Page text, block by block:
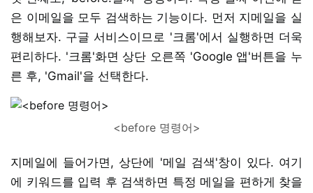
은 이메일을 모두 검색하는 기능이다. 먼저 지메일을 실
행해보자. 구글 서비스이므로 '크롬'에서 실행하면 더욱
편리하다. '크롬'화면 상단 오른쪽 'Google 앱'버튼을 누
른 후, 'Gmail'을 선택한다.
<before 명령어>
지메일에 들어가면, 상단에 '메일 검색'창이 있다. 여기
에 키워드를 입력 후 검색하면 특정 메일을 편하게 찾을